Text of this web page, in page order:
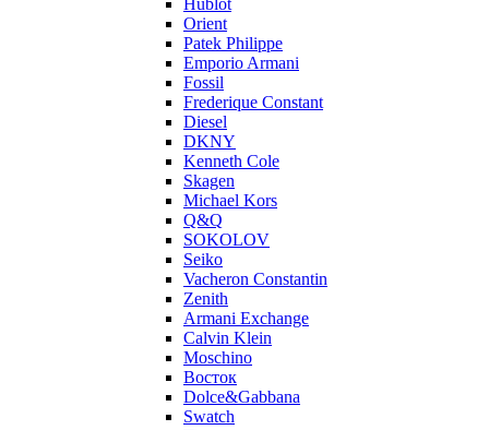
Hublot
Orient
Patek Philippe
Emporio Armani
Fossil
Frederique Constant
Diesel
DKNY
Kenneth Cole
Skagen
Michael Kors
Q&Q
SOKOLOV
Seiko
Vacheron Constantin
Zenith
Armani Exchange
Calvin Klein
Moschino
Восток
Dolce&Gabbana
Swatch